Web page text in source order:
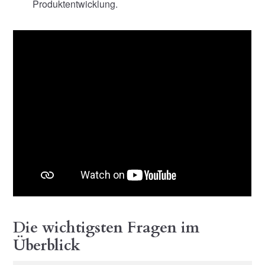
Produktentwicklung.
Die wichtigsten Fragen im
Überblick